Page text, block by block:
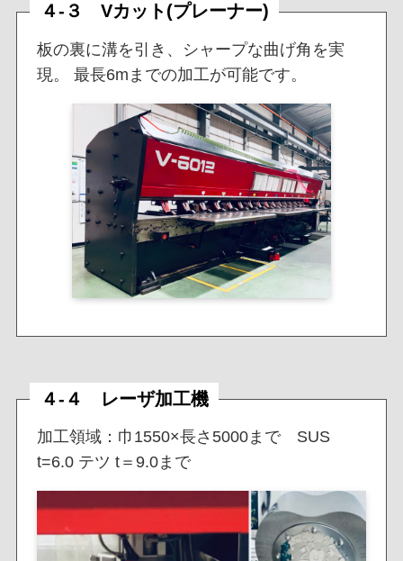
４-３ Vカット(プレーナー)
板の裏に溝を引き、シャープな曲げ角を実
現。 最長6mまでの加工が可能です。
４-４ レーザ加工機
加工領域：巾1550×長さ5000まで SUS
t=6.0 テツ t＝9.0まで